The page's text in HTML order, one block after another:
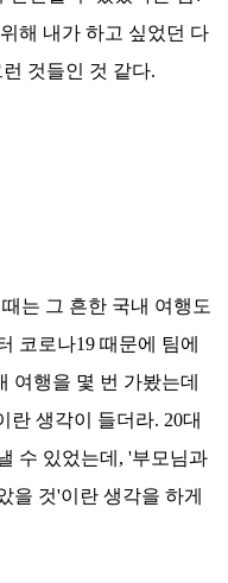
해 내가 하고 싶었던 다
것들인 것 같다.
는 그 흔한 국내 여행도
코로나19 때문에 팀에
여행을 몇 번 가봤는데
란 생각이 들더라. 20대
수 있었는데, '부모님과
을 것'이란 생각을 하게